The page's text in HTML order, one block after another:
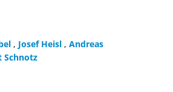
, Josef Heisl , Andreas
Schnotz